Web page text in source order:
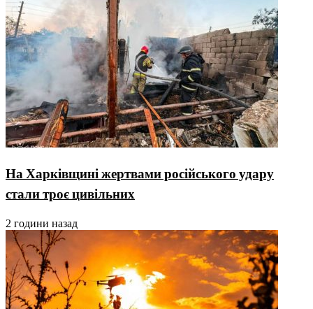
На Харківщині жертвами російського удару
стали троє цивільних
2 години назад